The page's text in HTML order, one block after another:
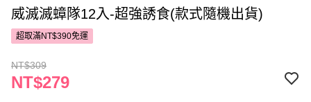
威滅滅蟑隊12入-超強誘食(款式隨機出貨)
超取滿NT$390免運
NT$309
NT$279